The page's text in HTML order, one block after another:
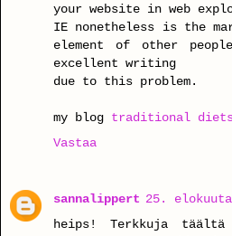
your website in web
IE nonetheless is the
element of other
excellent writing
due to this problem.
my blog traditional
Vastaa
sannalippert 25.
heips! Terkkuja